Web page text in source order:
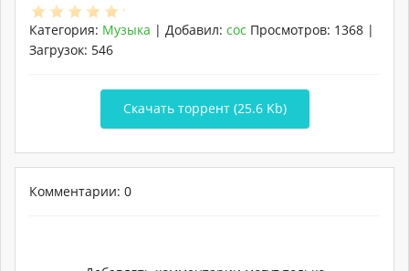
Категория: Музыка | Добавил: coc Просмотров: 1368 |
Загрузок: 546
Скачать торрент (25.6 Kb)
Комментарии: 0